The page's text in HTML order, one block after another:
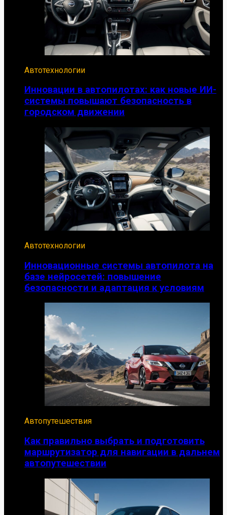
Автотехнологии
Инновации в автопилотах: как новые ИИ-
системы повышают безопасность в
городском движении
Автотехнологии
Инновационные системы автопилота на
базе нейросетей: повышение
безопасности и адаптация к условиям
Автопутешествия
Как правильно выбрать и подготовить
маршрутизатор для навигации в дальнем
автопутешествии